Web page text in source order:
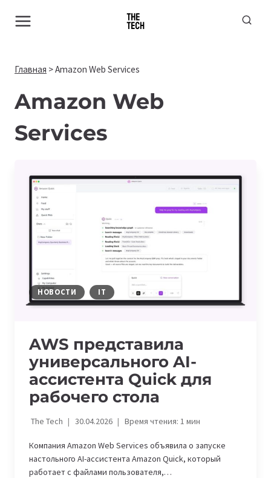
Главная >Amazon Web Services
Amazon Web
Services
НОВОСТИ IT
AWS представила
универсального AI-
ассистента Quick для
рабочего стола
The Tech 30.04.2026 Время чтения: 1мин
Компания Amazon Web Services объявила о запуске
настольного AI-ассистента Amazon Quick, который
работает с файлами пользователя,…